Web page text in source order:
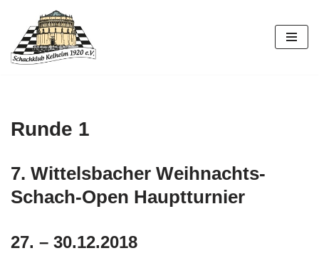
Zum
Inhalt
Runde 1
7. Wittelsbacher Weihnachts-
Schach-Open Hauptturnier
27. – 30.12.2018